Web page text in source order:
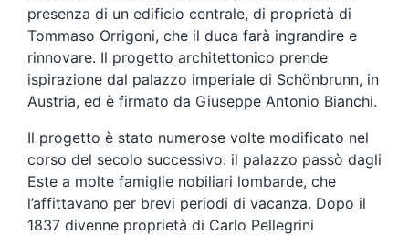
presenza di un edificio centrale, di proprietà di
Tommaso Orrigoni, che il duca farà ingrandire e
rinnovare. Il progetto architettonico prende
ispirazione dal palazzo imperiale di Schönbrunn, in
Austria, ed è firmato da Giuseppe Antonio Bianchi.
Il progetto è stato numerose volte modificato nel
corso del secolo successivo: il palazzo passò dagli
Este a molte famiglie nobiliari lombarde, che
l’affittavano per brevi periodi di vacanza. Dopo il
1837 divenne proprietà di Carlo Pellegrini